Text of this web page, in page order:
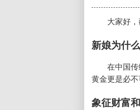
大家好
新娘为什
在中国
黄金更是必
象征财富